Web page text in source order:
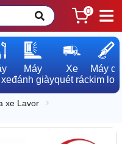
0
Máy
đánh giày
Xe
quét rác
Máy dò
kim loại
xe Lavor